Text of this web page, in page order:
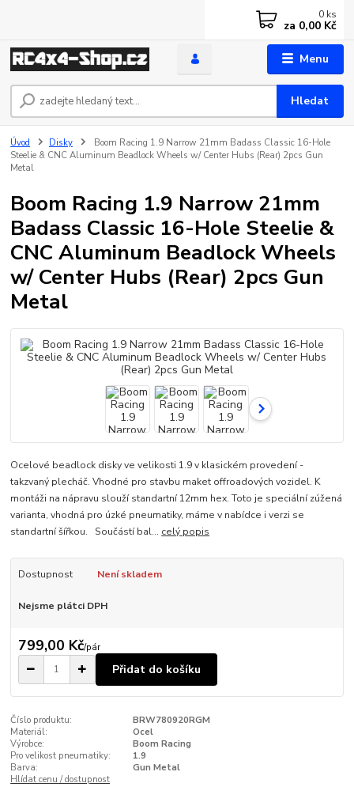
Menu
Hledat
0 ks
za 0,00 Kč
Úvod Disky
Boom Racing 1.9 Narrow 21mm Badass Classic 16-Hole
Steelie & CNC Aluminum Beadlock Wheels w/ Center Hubs (Rear) 2pcs Gun
Metal
Boom Racing 1.9 Narrow 21mm
Badass Classic 16-Hole Steelie &
CNC Aluminum Beadlock Wheels
w/ Center Hubs (Rear) 2pcs Gun
Metal
Ocelové beadlock disky ve velikosti 1.9 v klasickém provedení -
takzvaný plecháč. Vhodné pro stavbu maket offroadových vozidel. K
montáži na nápravu slouží standartní 12mm hex. Toto je speciální zúžená
varianta, vhodná pro úzké pneumatiky, máme v nabídce i verzi se
standartní šířkou. Součástí bal... celý popis
Dostupnost Není skladem
Nejsme plátci DPH
799,00 Kč/pár
Přidat do košíku
Číslo produktu:
BRW780920RGM
Materiál:
Ocel
Výrobce:
Boom Racing
Pro velikost pneumatiky:
1.9
Barva:
Gun Metal
Hlídat cenu / dostupnost